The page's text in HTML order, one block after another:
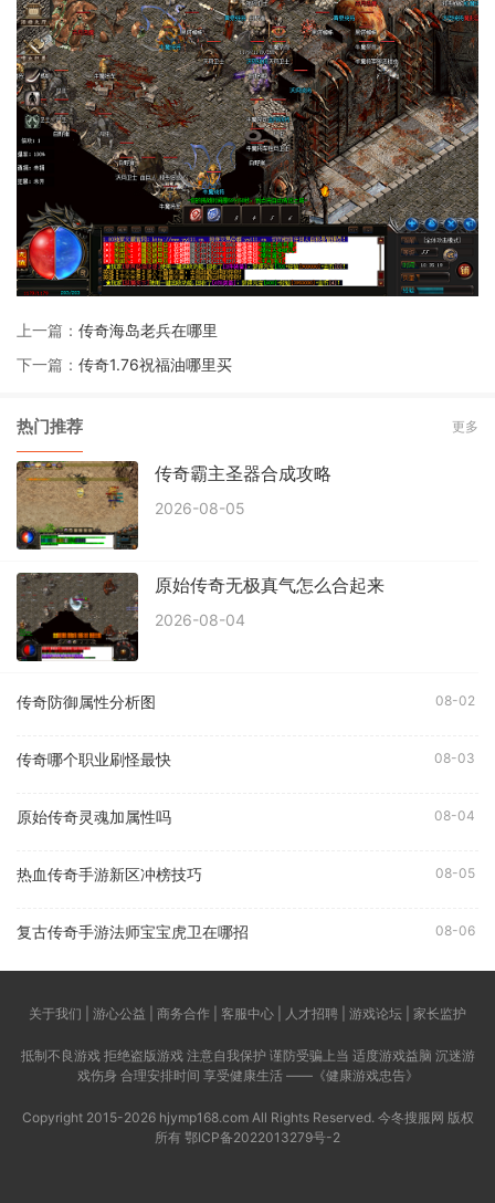
上一篇： 传奇海岛老兵在哪里
下一篇： 传奇1.76祝福油哪里买
热门推荐 更多
传奇霸主圣器合成攻略
2026-08-05
原始传奇无极真气怎么合起来
2026-08-04
传奇防御属性分析图 08-02
传奇哪个职业刷怪最快 08-03
原始传奇灵魂加属性吗 08-04
热血传奇手游新区冲榜技巧 08-05
复古传奇手游法师宝宝虎卫在哪招 08-06
关于我们 | 游心公益 | 商务合作 | 客服中心 | 人才招聘 | 游戏论坛 | 家长监护
抵制不良游戏 拒绝盗版游戏 注意自我保护 谨防受骗上当 适度游戏益脑 沉迷游
戏伤身 合理安排时间 享受健康生活 ——《健康游戏忠告》
Copyright 2015-2026 hjymp168.com All Rights Reserved. 今冬搜服网 版权
所有 鄂ICP备2022013279号-2